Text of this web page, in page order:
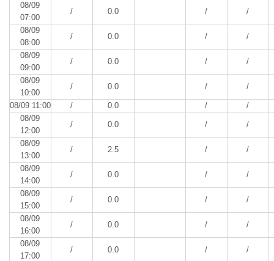
08/09
07:00
/ 0.0 / /
08/09
08:00
/ 0.0 / /
08/09
09:00
/ 0.0 / /
08/09
10:00
/ 0.0 / /
08/09 11:00 / 0.0 /
/
08/09
12:00
/ 0.0 / /
08/09
13:00
/ 2.5 / /
08/09
14:00
/ 0.0 / /
08/09
15:00
/ 0.0 / /
08/09
16:00
/ 0.0 / /
08/09
17:00
/ 0.0 / /